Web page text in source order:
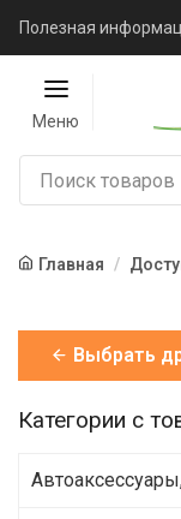
Полезная
Меню
Главная
Выбрать
Категории с